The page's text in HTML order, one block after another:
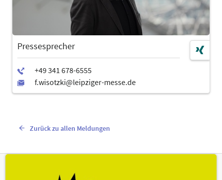
Pressesprecher
Zurück zu allen Meldungen